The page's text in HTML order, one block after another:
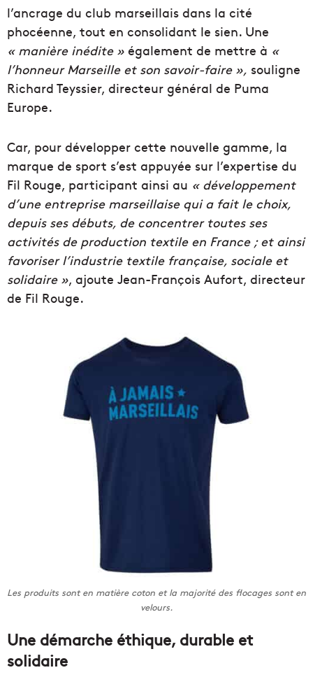
l’ancrage du club marseillais dans la cité
phocéenne, tout en consolidant le sien. Une
« manière inédite » également de mettre à «
l’honneur Marseille et son savoir-faire », souligne
Richard Teyssier, directeur général de Puma
Europe.
Car, pour développer cette nouvelle gamme, la
marque de sport s’est appuyée sur l’expertise du
Fil Rouge, participant ainsi au « développement
d’une entreprise marseillaise qui a fait le choix,
depuis ses débuts, de concentrer toutes ses
activités de production textile en France ; et ainsi
favoriser l’industrie textile française, sociale et
solidaire », ajoute Jean-François Aufort, directeur
de Fil Rouge.
Les produits sont en matière coton et la majorité des flocages sont en
velours.
Une démarche éthique, durable et
solidaire